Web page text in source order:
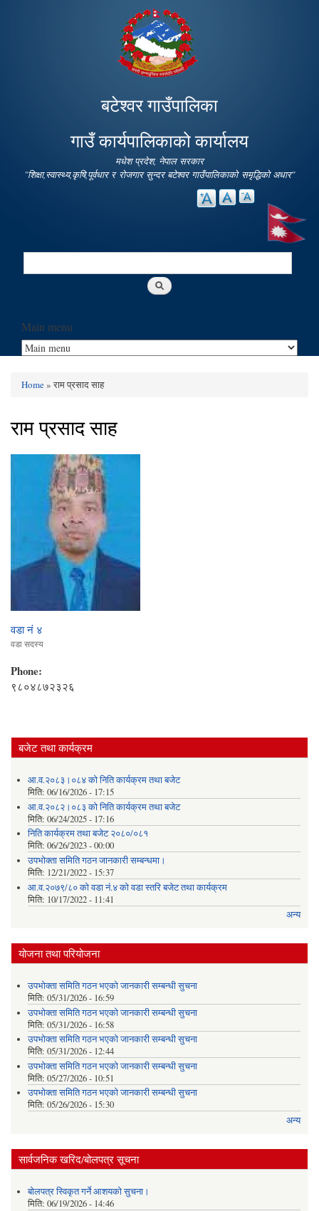
main
content
बटेश्वर गाउँपालिका
गाउँ कार्यपालिकाको कार्यालय
मधेश प्रदेश, नेपाल सरकार
"शिक्षा,स्वास्थ्य,कृषि,पूर्वधार र रोजगार सुन्दर बटेश्वर गाउँपालिकाको समृद्धिको अधार"
Search
Main menu
You are here
Home» राम प्रसाद साह
राम प्रसाद साह
वडा नं ४
वडा सदस्य
Phone:
९८०४८७२३२६
बजेट तथा कार्यक्रम
आ.व.२०८३।०८४ को निति कार्यक्रम तथा बजेट
मिति: 06/16/2026 - 17:15
आ.व.२०८२।०८३ को निति कार्यक्रम तथा बजेट
मिति: 06/24/2025 - 17:16
निति कार्यक्रम तथा बजेट २०८०/०८१
मिति: 06/26/2023 - 00:00
उपभोक्ता समिति गठन जानकारी सम्बन्धमा।
मिति: 12/21/2022 - 15:37
आ.व.२०७९/८० को वडा नं.४ को वडा स्तरि बजेट तथा कार्यक्रम
मिति: 10/17/2022 - 11:41
अन्य
योजना तथा परियोजना
उपभोक्ता समिति गठन भएको जानकारी सम्बन्धी सुचना
मिति: 05/31/2026 - 16:59
उपभोक्ता समिति गठन भएको जानकारी सम्बन्धी सुचना
मिति: 05/31/2026 - 16:58
उपभोक्ता समिति गठन भएको जानकारी सम्बन्धी सुचना
मिति: 05/31/2026 - 12:44
उपभोक्ता समिति गठन भएको जानकारी सम्बन्धी सुचना
मिति: 05/27/2026 - 10:51
उपभोक्ता समिति गठन भएको जानकारी सम्बन्धी सुचना
मिति: 05/26/2026 - 15:30
अन्य
सार्वजनिक खरिद/बोलपत्र सूचना
बोलपत्र स्विकृत गर्ने आशयको सुचना।
मिति: 06/19/2026 - 14:46